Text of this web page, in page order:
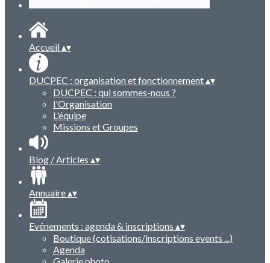
Accueil ▴▾
DUCPEC : organisation et fonctionnement▴▾
DUCPEC : qui sommes-nous ?
l'Organisation
L'équipe
Missions et Groupes
Blog / Articles ▴▾
Annuaire▴▾
Evénements : agenda & inscriptions ▴▾
Boutique (cotisations/inscriptions events ...)
Agenda